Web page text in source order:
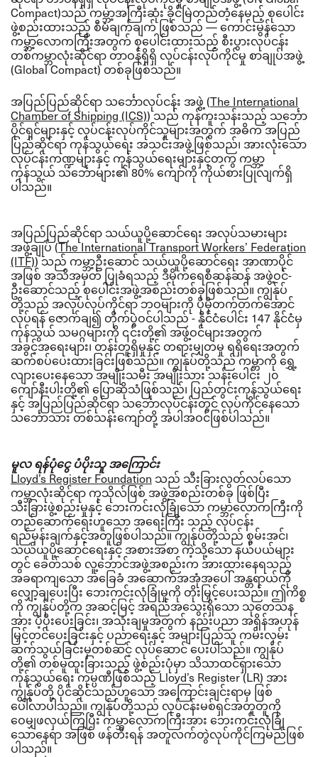
Compact)သည် ကမ္ဘာ့အကြီးဆုံး ခိုင်မြဲတည်တံ့နေမည့် စုပေါင်း
ဖွဲ့စည်းထားသည့် စီမံချက်ချက် ဖြစ်သည် — ကောင်းမွန်သော
ကမ္ဘာ့လောကကြီးအတွက် စုပေါင်းထားသည့် စီးပွားလုပ်ငန်း
တစ်ကမ္ဘာလုံးဆိုင်ရာ တာဝန်ရှိရှိ လုပ်ငန်းလုပ်ကိုင်မှု စာချုပ်အဖွဲ့
(Global Compact) တစ်ခုဖြစ်သည်။
အပြည်ပြည်ဆိုင်ရာ သင်္ဘောလုပ်ငန်း အဖွဲ့ (The International
Chamber of Shipping (ICS)) သည် ကုန်ကူးသန်းသည့် သင်္ဘော
ပိုင်ရှင်များနှင့် လုပ်ငန်းလုပ်ကိုင်သူများအတွက် အဓိက အပြည်
ပြည်ဆိုင်ရာ ကုန်သွယ်ရေး အသင်းအဖွဲ့ဖြစ်သည်၊ အားလုံးသော
လုပ်ငန်းကဏ္ဍများနှင့် ကုန်သွယ်ရေးများနှင့်တကွ ကမ္ဘာ့
ကုန်သွယ် သင်္ဘောများ၏ 80% ကျော်ကို ကိုယ်စားပြုလျက်ရှိ
ပါသည်။
အပြည်ပြည်ဆိုင်ရာ သယ်ယူပို့ဆောင်ရေး အလုပ်သမားများ
အဖွဲ့ချုပ် (The International Transport Workers’ Federation
(ITF)) သည် ကမ္ဘာ့ဦးဆောင် သယ်ယူပို့ဆောင်ရေး အာဏာပိုင်
အဖြစ် အသိအမှတ် ပြုခံရသည့် ဒီမိုကရေစီဆန်ဆန် အဖွဲ့ဝင်-
ဦးဆောင်သည့် စုပေါင်းအဖွဲ့အစည်းတစ်ခုဖြစ်သည်။ ကျွန်ုပ်
တို့သည် အလုပ်လုပ်ကိုင်ရာ ဘဝများကို ပိုမိုတက်တက်အောင်
လုပ်ရန် ဇောက်ချ၍ တိုက်ပွဲဝင်ပါသည် - နိုင်ငံပေါင်း 147 နိုင်ငံမှ
ကုန်သွယ် သမဂ္ဂများကို ၎င်းတို့၏ အဖွဲ့ဝင်များအတွက်
အခွင့်အရေးများ၊ တန်းတူရှိမှုနှင့် တရားမျှတမှု ရရှိရေးအတွက်
ဆက်စပ်ပေးထားခြင်းဖြစ်သည်။ ကျွန်ုပ်တို့သည် ကမ္ဘာကို ရွှေ့
လျားပေးနေသော အမျိုးသမီး အမျိုးသား သန်းပေါင်း ၂၀
ကျော်နီးပါးတို့၏ ပြောဆိုသံဖြစ်သည်၊ ပြည်တွင်းကုန်သွယ်ရေး
နှင့် အပြည်ပြည်ဆိုင်ရာ သင်္ဘောလုပ်ငန်းတွင် လုပ်ကိုင်နေသော
သင်္ဘောသား တစ်သန်းကျော်တို့ အပါအဝင်ဖြစ်ပါသည်။
မူလ ရန်ပုံငွေ ပံပိုးသူ အကြောင်း
Lloyd’s Register Foundation သည် သီးခြားလွတ်လပ်သော
ကမ္ဘာလုံးဆိုင်ရာ ကုသိုလ်ဖြစ် အဖွဲ့အစည်းတစ်ခု ဖြစ်ပြီး
သီးခြားဖွဲ့စည်းမှုနှင့် ဘေးကင်းလုံခြုံသော ကမ္ဘာလောကကြီးကို
တည်ဆောက်ရေးဟူသော အရေးကြီး သည့် လုပ်ငန်း
ရည်မှန်းချက်နှင့်အတူဖြစ်ပါသည်။ကျွန်ုပ်တို့သည် စွမ်းအင်၊
သယ်ယူပို့ဆောင်ရေးနှင့် အစားအစာ ကဲ့သို့သော နယ်ပယ်များ
တွင် ခေတ်သစ် လူ့ဘောင်အဖွဲ့အစည်းက အားထားနေရသည့်
အခရာကျသော အခြေခံ အဆောက်အအုံအပေါ် အန္တရာယ်ကို
လျှော့ချပေးပြီး ဘေးကင်းလုံခြုံမှုကို တိုးမြှင့်ပေးသည်။ ဤကိစ္စ
ကို ကျွန်ုပ်တို့က အဆင့်မြင့် အရည်အသွေးရှိသော သုတေသန
အား ပံ့ပိုးပေးခြင်း၊ အသုံးချမှုအတွက် နည်းပညာ အရှိန်အဟုန်
မြှင့်တင်ပေးခြင်းနှင့် ပညာရေးနှင့် အများပြည်သူ ကမ်းလှမ်း
ဆက်သွယ်ခြင်းမှတစ်ဆင့် လုပ်ဆောင် ပေးပါသည်။ ကျွန်ုပ်
တို့၏ တစ်မူထူးခြားသည့် ဖွဲ့စည်းပုံမှာ သိသာထင်ရှားသော
ကုန်သွယ်ရေး ကုမ္ပဏီဖြစ်သည့်Lloyd’s Register (LR) အား
ကျွန်ုပ်တို့ ပိုင်ဆိုင်သည်ဟူသော အကြောင်းချင်းရာမှ ဖြစ်
ပေါ်လာပါသည်။ ကျွန်ုပ်တို့သည် လုပ်ငန်းမစ်ရှင်အတူတူကို
ဝေမျှဖလှယ်ကြပြီး ကမ္ဘာလောကကြီးအား ဘေးကင်းလုံခြုံ
သောနေရာ အဖြစ် ဖန်တီးရန် အတူလက်တွဲလုပ်ကိုင်ကြမည်ဖြစ်
ပါသည်။